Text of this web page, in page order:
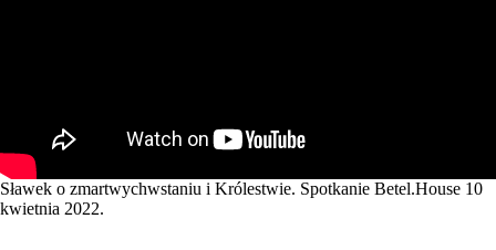
Sławek o zmartwychwstaniu i Królestwie. Spotkanie Betel.House 10
kwietnia 2022.